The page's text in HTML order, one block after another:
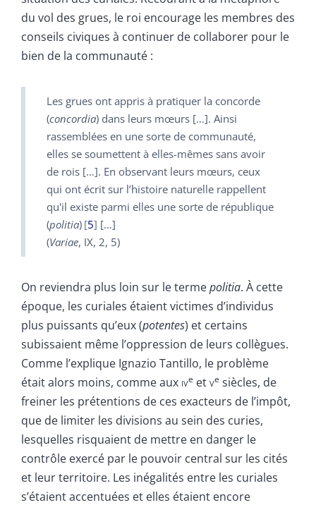
du vol des grues, le roi encourage les membres des
conseils civiques à continuer de collaborer pour le
bien de la communauté :
Les grues ont appris à pratiquer la concorde
(concordia) dans leurs mœurs […]. Ainsi
rassemblées en une sorte de communauté,
elles se soumettent à elles-mêmes sans avoir
de rois […]. En observant leurs mœurs, ceux
qui ont écrit sur l’histoire naturelle rappellent
qu'il existe parmi elles une sorte de république
(politia) 5 […]
(Variae, IX, 2, 5)
On reviendra plus loin sur le termepolitia. À cette
époque, les curiales étaient victimes d’individus
plus puissants qu’eux (potentes) et certains
subissaient même l’oppression de leurs collègues.
Comme l’explique Ignazio Tantillo, le problème
était alors moins, comme aux ive etve siècles, de
freiner les prétentions de ces exacteurs de l’impôt,
que de limiter les divisions au sein des curies,
lesquelles risquaient de mettre en danger le
contrôle exercé par le pouvoir central sur les cités
et leur territoire. Les inégalités entre les curiales
s’étaient accentuées et elles étaient encore